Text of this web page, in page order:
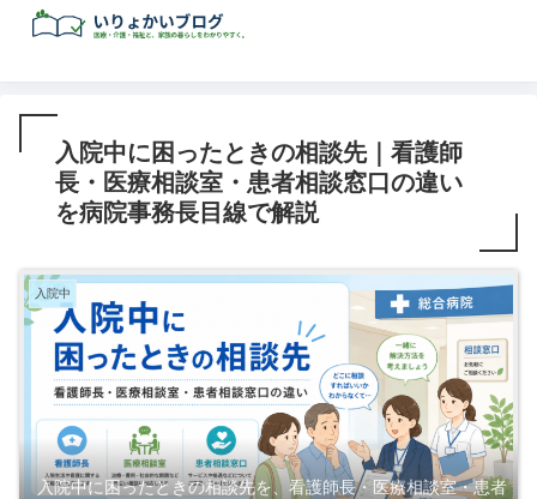
入院中に困ったときの相談先｜看護師
長・医療相談室・患者相談窓口の違い
を病院事務長目線で解説
入院中
入院中に困ったときの相談先を、看護師長・医療相談室・患者